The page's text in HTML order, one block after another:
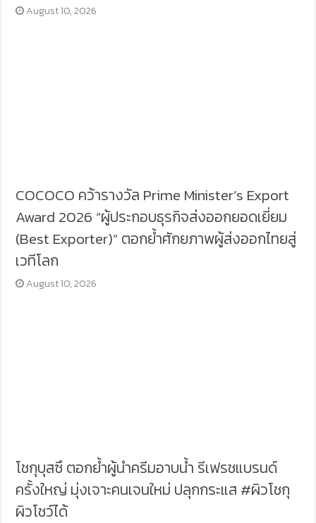
August 10, 2026
COCOCO คว้ารางวัล Prime Minister’s Export
Award 2026 “ผู้ประกอบธุรกิจส่งออกยอดเยี่ยม
(Best Exporter)” ตอกย้ำศักยภาพผู้ส่งออกไทยสู่
เวทีโลก
August 10, 2026
โชกุบุสซึ ตอกย้ำผู้นำครีมอาบน้ำ รีเฟรชแบรนด์
ครั้งใหญ่ มุ่งเจาะคนเจนใหม่ ปลุกกระแส #ผิวโชกุ
ผิวโชว์ได้